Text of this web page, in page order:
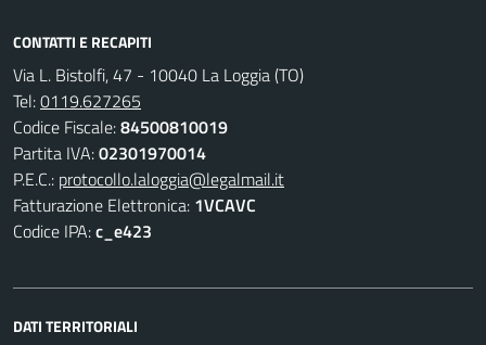
CONTATTI E RECAPITI
Via L. Bistolfi, 47 - 10040 La Loggia (TO)
Tel:0119.627265
Codice Fiscale:84500810019
Partita IVA:02301970014
P.E.C.: protocollo.laloggia@legalmail.it
Fatturazione Elettronica: 1VCAVC
Codice IPA:c_e423
DATI TERRITORIALI